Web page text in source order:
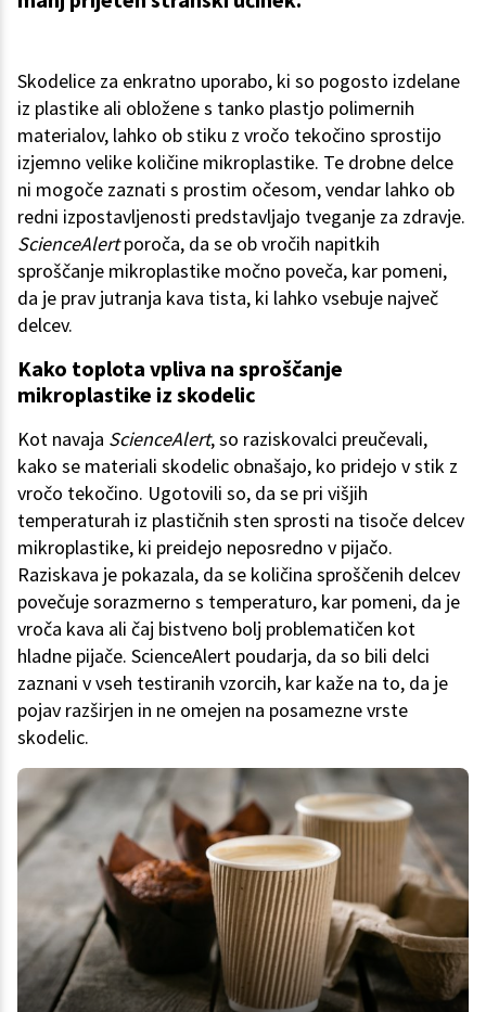
Skodelice za enkratno uporabo, ki so pogosto izdelane
iz plastike ali obložene s tanko plastjo polimernih
materialov, lahko ob stiku z vročo tekočino sprostijo
izjemno velike količine mikroplastike. Te drobne delce
ni mogoče zaznati s prostim očesom, vendar lahko ob
redni izpostavljenosti predstavljajo tveganje za zdravje.
ScienceAlertporoča, da se ob vročih napitkih
sproščanje mikroplastike močno poveča, kar pomeni,
da je prav jutranja kava tista, ki lahko vsebuje največ
delcev.
Kako toplota vpliva na sproščanje
mikroplastike iz skodelic
Kot navaja ScienceAlert, so raziskovalci preučevali,
kako se materiali skodelic obnašajo, ko pridejo v stik z
vročo tekočino. Ugotovili so, da se pri višjih
temperaturah iz plastičnih sten sprosti na tisoče delcev
mikroplastike, ki preidejo neposredno v pijačo.
Raziskava je pokazala, da se količina sproščenih delcev
povečuje sorazmerno s temperaturo, kar pomeni, da je
vroča kava ali čaj bistveno bolj problematičen kot
hladne pijače. ScienceAlert poudarja, da so bili delci
zaznani v vseh testiranih vzorcih, kar kaže na to, da je
pojav razširjen in ne omejen na posamezne vrste
skodelic.